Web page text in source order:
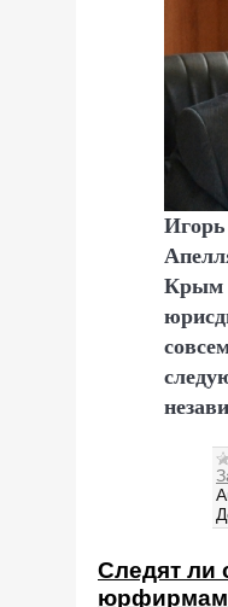
Игорь
Крым
Следят ли